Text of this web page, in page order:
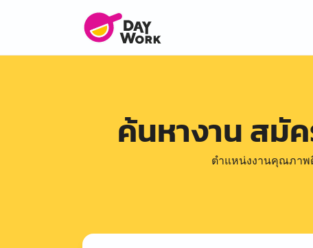
ค้นหางาน สมั
ตำแหน่งงานคุณภาพ